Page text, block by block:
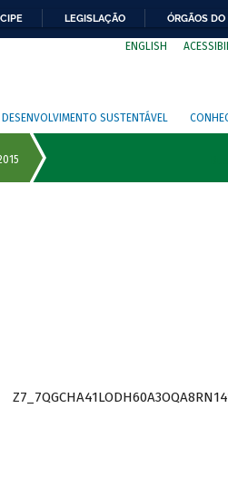
LEGISLAÇÃO ÓRGÃOS DO
ENGLISH
DESENVOLVIMENTO SUSTENTÁVEL